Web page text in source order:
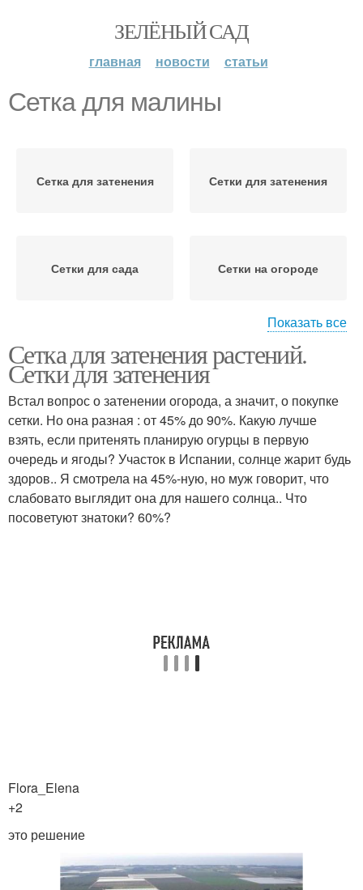
ЗЕЛЁНЫЙ САД
главная новости статьи
Сетка для малины
Сетка для затенения Сетки для затенения
Сетки для сада Сетки на огороде
Сетка для огорода Фасадная сетка
Сетка для сада Сетка для винограда
Показать все
Сетка для затенения растений.
Сетки для затенения
Встал вопрос о затенении огорода, а значит, о покупке
сетки. Но она разная : от 45% до 90%. Какую лучше
взять, если притенять планирую огурцы в первую
очередь и ягоды? Участок в Испании, солнце жарит будь
здоров.. Я смотрела на 45%-ную, но муж говорит, что
слабовато выглядит она для нашего солнца.. Что
посоветуют знатоки? 60%?
Flora_Elena
+2
это решение